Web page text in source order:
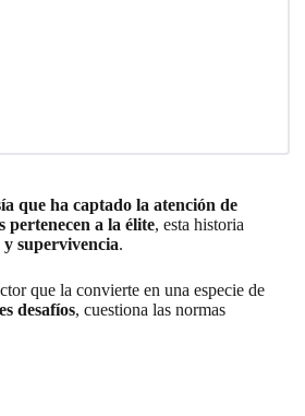
que ha captado la atención de
pertenecen a la élite, esta historia
y supervivencia.
que la convierte en una especie de
desafíos, cuestiona las normas